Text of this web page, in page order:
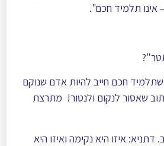
אינו תלמיד חכם".
חכם חייב להיות אדם שנוקם
שאסור לנקום ולנטור! מתרצת
איזו היא נקימה ואיזו היא